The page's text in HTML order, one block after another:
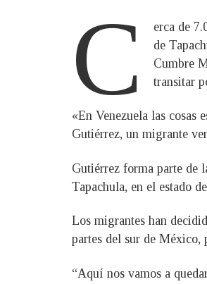
C
erca de
de
Cumbre
transitar
«En Venezuela las cosas
Gutiérrez, un migrante
Gutiérrez forma parte de
Tapachula, en el estado
Los migrantes han
partes del sur de México,
“Aquí nos vamos a